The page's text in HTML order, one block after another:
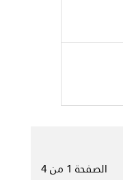
الصفحة 1 من 4